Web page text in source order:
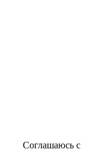
Соглашаюсь с